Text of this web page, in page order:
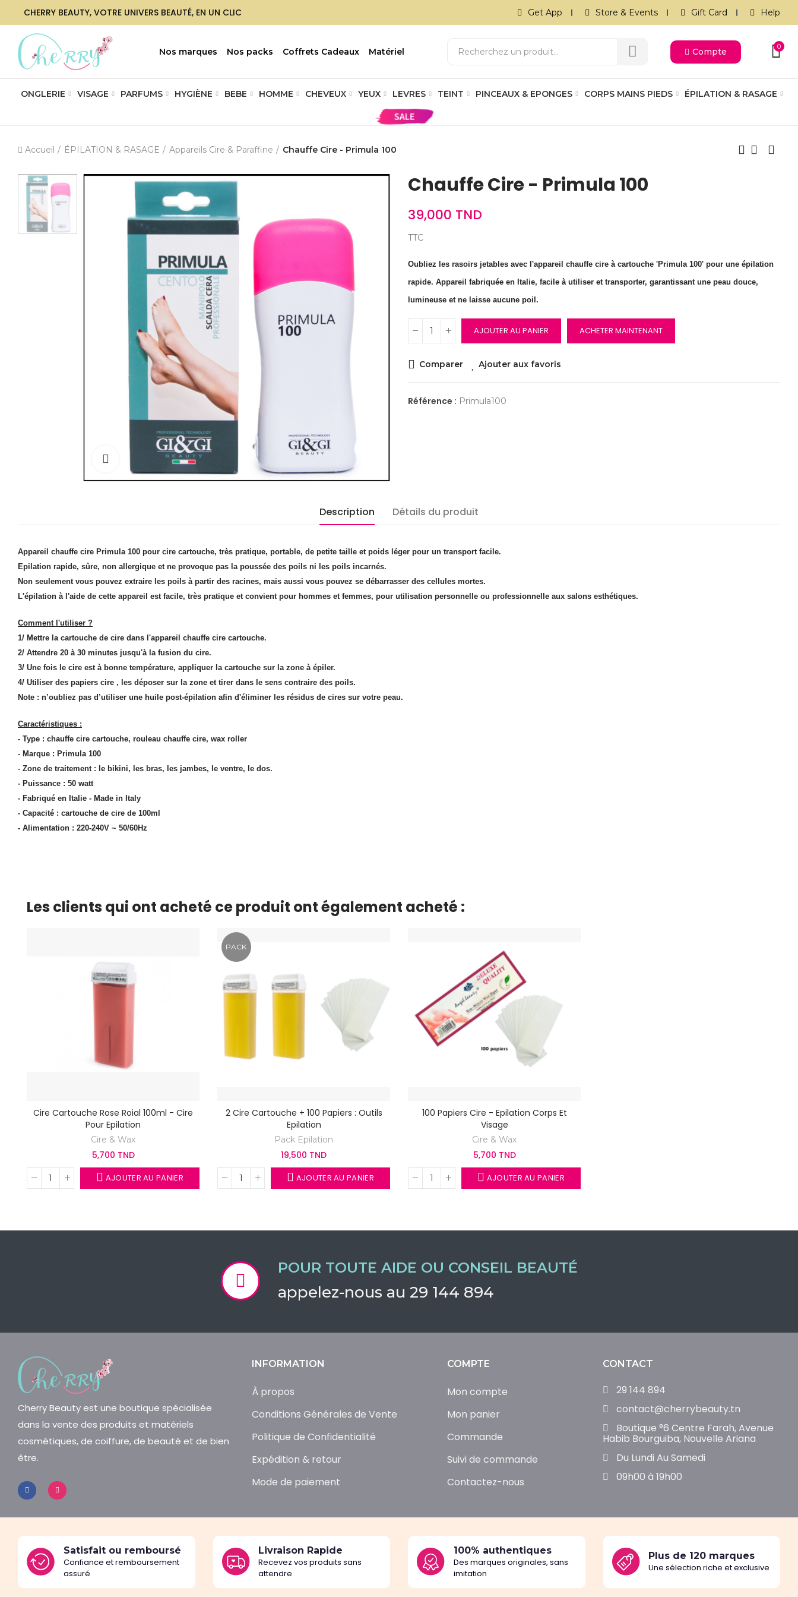
CHERRY BEAUTY, VOTRE UNIVERS BEAUTÉ, EN UN CLIC Get App Store & Events Gift Card Help
Nos marques Nos packs Coffrets Cadeaux Matériel Compte
0
ONGLERIE VISAGE PARFUMS HYGIÈNE BEBE HOMME CHEVEUX YEUX LEVRES TEINT PINCEAUX & EPONGES CORPS MAINS PIEDS ÉPILATION & RASAGE
Accueil ÉPILATION & RASAGE Appareils Cire & Paraffine Chauffe Cire - Primula 100
Cliquez pour agrandir
Chauffe Cire - Primula 100
39,000 TND
TTC
Oubliez les rasoirs jetables avec l'appareil chauffe cire à cartouche 'Primula 100' pour une épilation
rapide. Appareil fabriquée en Italie, facile à utiliser et transporter, garantissant une peau douce,
lumineuse et ne laisse aucune poil.
AJOUTER AU PANIER ACHETER MAINTENANT
Comparer Ajouter aux favoris
Référence : Primula100
Description Détails du produit
Appareil chauffe cire Primula 100 pour cire cartouche, très pratique, portable, de petite taille et poids léger pour un transport facile.
Epilation rapide, sûre, non allergique et ne provoque pas la poussée des poils ni les poils incarnés.
Non seulement vous pouvez extraire les poils à partir des racines, mais aussi vous pouvez se débarrasser des cellules mortes.
L'épilation à l'aide de cette appareil est facile, très pratique et convient pour hommes et femmes, pour utilisation personnelle ou professionnelle aux salons esthétiques.
Comment l'utiliser ?
1/ Mettre la cartouche de cire dans l'appareil chauffe cire cartouche.
2/ Attendre 20 à 30 minutes jusqu'à la fusion du cire.
3/ Une fois le cire est à bonne température, appliquer la cartouche sur la zone à épiler.
4/ Utiliser des papiers cire , les déposer sur la zone et tirer dans le sens contraire des poils.
Note : n’oubliez pas d’utiliser une huile post-épilation afin d'éliminer les résidus de cires sur votre peau.
Caractéristiques :
- Type : chauffe cire cartouche, rouleau chauffe cire, wax roller
- Marque : Primula 100
- Zone de traitement : le bikini, les bras, les jambes, le ventre, le dos.
- Puissance : 50 watt
- Fabriqué en Italie - Made in Italy
- Capacité : cartouche de cire de 100ml
- Alimentation : 220-240V ~ 50/60Hz
Les clients qui ont acheté ce produit ont également acheté :
Cire Cartouche Rose Roial 100ml - Cire
Pour Epilation
Cire & Wax
5,700 TND
AJOUTER AU PANIER
PACK
2 Cire Cartouche + 100 Papiers : Outils
Epilation
Pack Epilation
19,500 TND
AJOUTER AU PANIER
100 Papiers Cire - Epilation Corps Et
Visage
Cire & Wax
5,700 TND
AJOUTER AU PANIER
POUR TOUTE AIDE OU CONSEIL BEAUTÉ
appelez-nous au 29 144 894
Cherry Beauty est une boutique spécialisée
dans la vente des produits et matériels
cosmétiques, de coiffure, de beauté et de bien
être.
INFORMATION
À propos
Conditions Générales de Vente
Politique de Confidentialité
Expédition & retour
Mode de paiement
COMPTE
Mon compte
Mon panier
Commande
Suivi de commande
Contactez-nous
CONTACT
29 144 894
contact@cherrybeauty.tn
Boutique °6 Centre Farah, Avenue
Habib Bourguiba, Nouvelle Ariana
Du Lundi Au Samedi
09h00 à 19h00
Satisfait ou remboursé
Confiance et remboursement
assuré
Livraison Rapide
Recevez vos produits sans
attendre
100% authentiques
Des marques originales, sans
imitation
Plus de 120 marques
Une sélection riche et exclusive